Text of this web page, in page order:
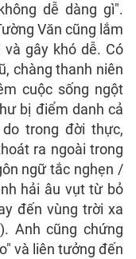
dễ dàng gì".
Văn cũng lắm
gây khó dễ. Có
chàng thanh niên
cuộc sống ngột
bị điểm danh cả
trong đời thực,
ra ngoài trong
ngữ tắc nghẹn /
hải âu vụt từ bỏ
đến vùng trời xa
Anh cũng chứng
và liên tưởng đến